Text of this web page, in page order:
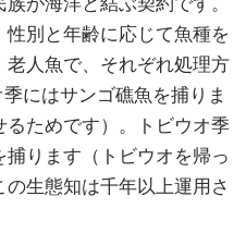
別と年齢に応じて魚種を
人魚で、それぞれ処理方
にはサンゴ礁魚を捕りま
ためです）。トビウオ季
ります（トビウオを帰っ
生態知は千年以上運用さ